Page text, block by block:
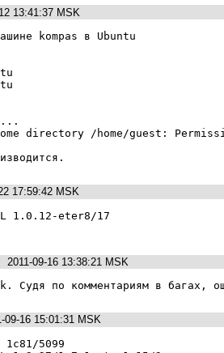
13:41:37 MSK
kompas в Ubuntu
directory /home/guest:
17:59:42 MSK
1.0.12-eter8/17
2011-09-16 13:38:21 MSK
Судя по комментариям в багах,
09-16 15:01:31 MSK
5099